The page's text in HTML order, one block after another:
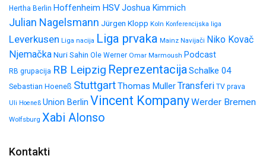
Hertha Berlin Hoffenheim HSVJoshua Kimmich
Julian Nagelsmann Jürgen Klopp Koln Konferencijska liga
Leverkusen Liga nacija Liga prvaka Mainz Navijači Niko Kovač
NjemačkaNuri Sahin Ole Werner Omar Marmoush Podcast
RB grupacija RB Leipzig ReprezentacijaSchalke 04
Sebastian Hoeneß StuttgartThomas MullerTransferi TV prava
Uli Hoeneß Union Berlin Vincent KompanyWerder Bremen
Wolfsburg Xabi Alonso
Kontakti